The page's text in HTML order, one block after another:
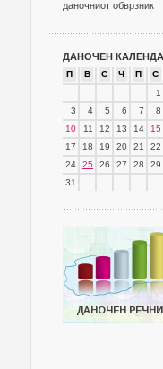
даночниот обврзник
ДАНОЧЕН
П В С Ч П С
1
3
4 5 6 7 8
10
11 12 13 14 15
17
18 19 20 21 22
24
25 26 27 28 29
31